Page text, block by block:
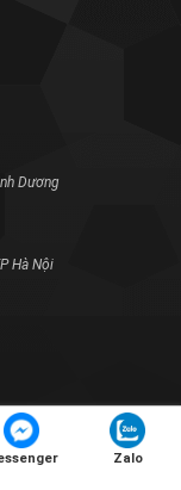
Dương
Hà Nội
Zalo